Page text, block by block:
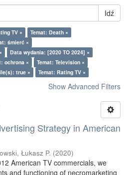
Idź
TV ×
Temat: Death ×
śmierć ×
Data wydania: [2020 TO 2024] ×
ochrona ×
Temat: Television ×
true × Temat: Rating TV ×
Show Advanced Filters
Strategy in American
Łukasz P. (2020)
American TV commercials, we
and functioning of necromarketing